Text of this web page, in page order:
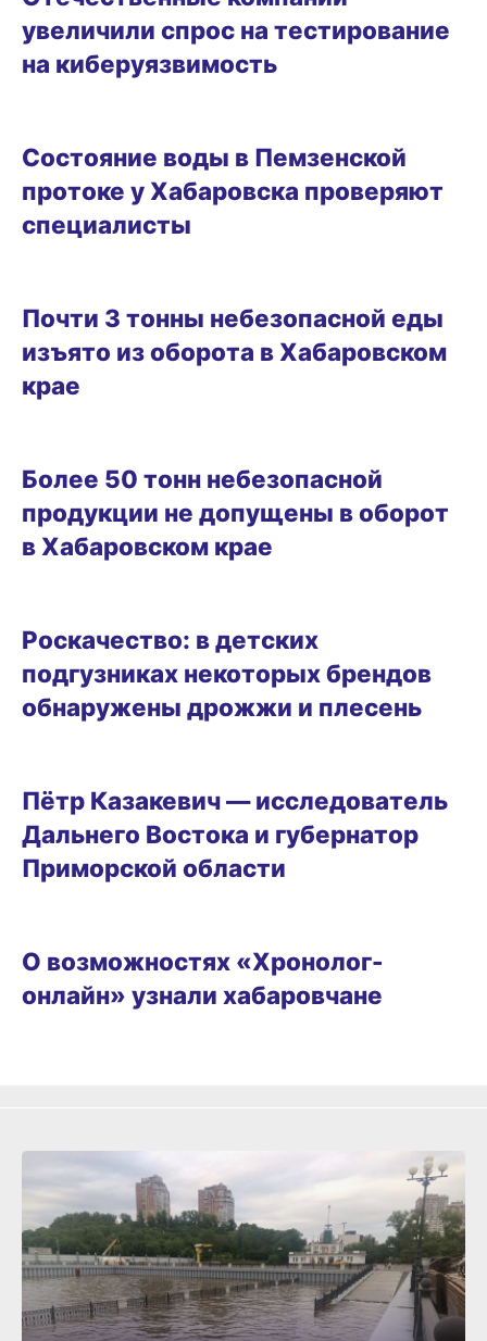
увеличили спрос на тестирование
на киберуязвимость
Состояние воды в Пемзенской
протоке у Хабаровска проверяют
специалисты
Почти 3 тонны небезопасной еды
изъято из оборота в Хабаровском
крае
Более 50 тонн небезопасной
продукции не допущены в оборот
в Хабаровском крае
Роскачество: в детских
подгузниках некоторых брендов
обнаружены дрожжи и плесень
Пётр Казакевич — исследователь
Дальнего Востока и губернатор
Приморской области
О возможностях «Хронолог-
онлайн» узнали хабаровчане